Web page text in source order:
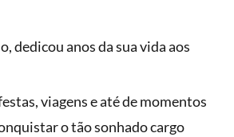
dedicou anos da sua vida aos
viagens e até de momentos
o tão sonhado cargo